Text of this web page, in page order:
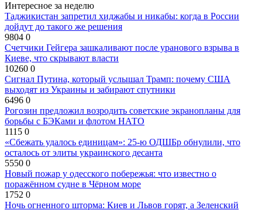
Интересное за неделю
Таджикистан запретил хиджабы и никабы: когда в России
дойдут до такого же решения
9804 0
Счетчики Гейгера зашкаливают после уранового взрыва в
Киеве, что скрывают власти
10260 0
Сигнал Путина, который услышал Трамп: почему США
выходят из Украины и забирают спутники
6496 0
Рогозин предложил возродить советские экранопланы для
борьбы с БЭКами и флотом НАТО
1115 0
«Сбежать удалось единицам»: 25-ю ОДШБр обнулили, что
осталось от элиты украинского десанта
5550 0
Новый пожар у одесского побережья: что известно о
поражённом судне в Чёрном море
1752 0
Ночь огненного шторма: Киев и Львов горят, а Зеленский